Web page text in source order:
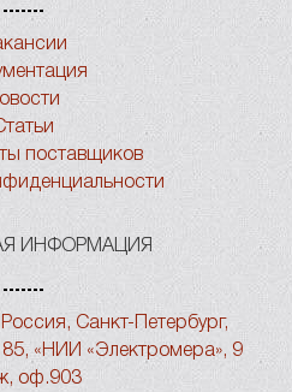
поставщиков
ИНФОРМАЦИЯ
Санкт-Петербург,
«НИИ «Электромера», 9
оф.903